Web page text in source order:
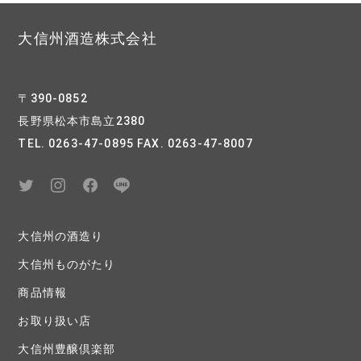
大信州酒造株式会社
〒390-0852
長野県松本市島立2380
TEL. 0263-47-0895 FAX. 0263-47-8007
大信州の酒造り
大信州ものがたり
商品情報
お取り扱い店
大信州豊醸倶楽部